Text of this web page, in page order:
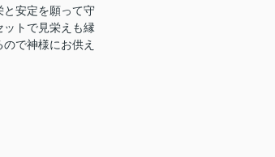
と安定を願って守
トで見栄えも縁
で神様にお供え